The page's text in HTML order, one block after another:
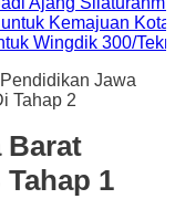
Kemajuan
Wingdik 300/
Jawa
Tahap 2
Barat
1